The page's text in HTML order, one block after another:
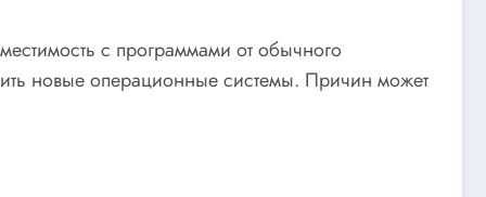
с программами от обычного
новые операционные системы. Причин может